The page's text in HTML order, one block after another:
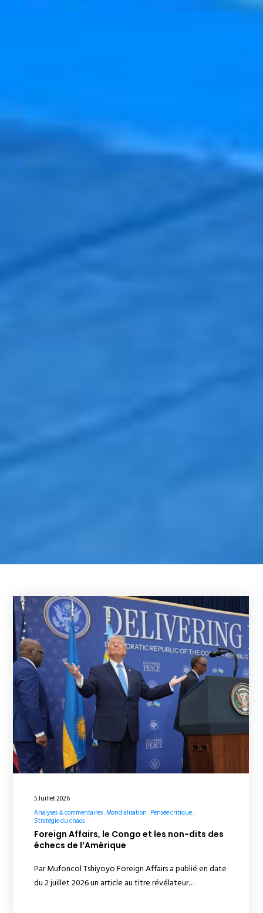
5 Juillet 2026
Analyses & commentaires Mondialisation Pensée critique
Stratégie du chaos
Foreign Affairs, le Congo et les non-dits des
échecs de l’Amérique
Par Mufoncol Tshiyoyo Foreign Affairs a publié en date
du 2 juillet 2026 un article au titre révélateur…